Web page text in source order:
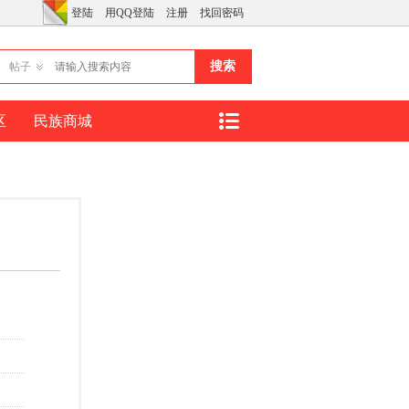
登陆 用QQ登陆 注册 找回密码
帖子 搜索
民族商城